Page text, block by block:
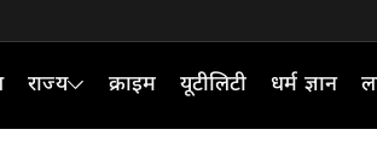
राज्य क्राइम यूटीलिटी धर्म ज्ञान